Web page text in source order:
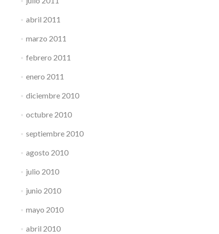
abril 2011
marzo 2011
febrero 2011
enero 2011
diciembre 2010
octubre 2010
septiembre 2010
agosto 2010
julio 2010
junio 2010
mayo 2010
abril 2010